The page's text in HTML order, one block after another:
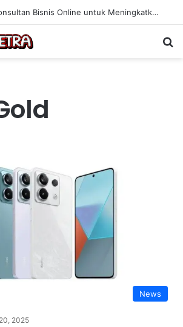
Keterampilan Konsultan Bisnis Online untuk Meningkatkan Pendapatan Berdasarkan Pengalaman Praktis
News
2025